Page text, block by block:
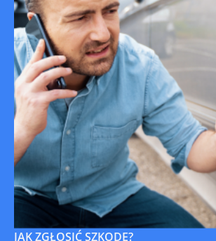
JAK ZGŁOSIĆ SZKODĘ?